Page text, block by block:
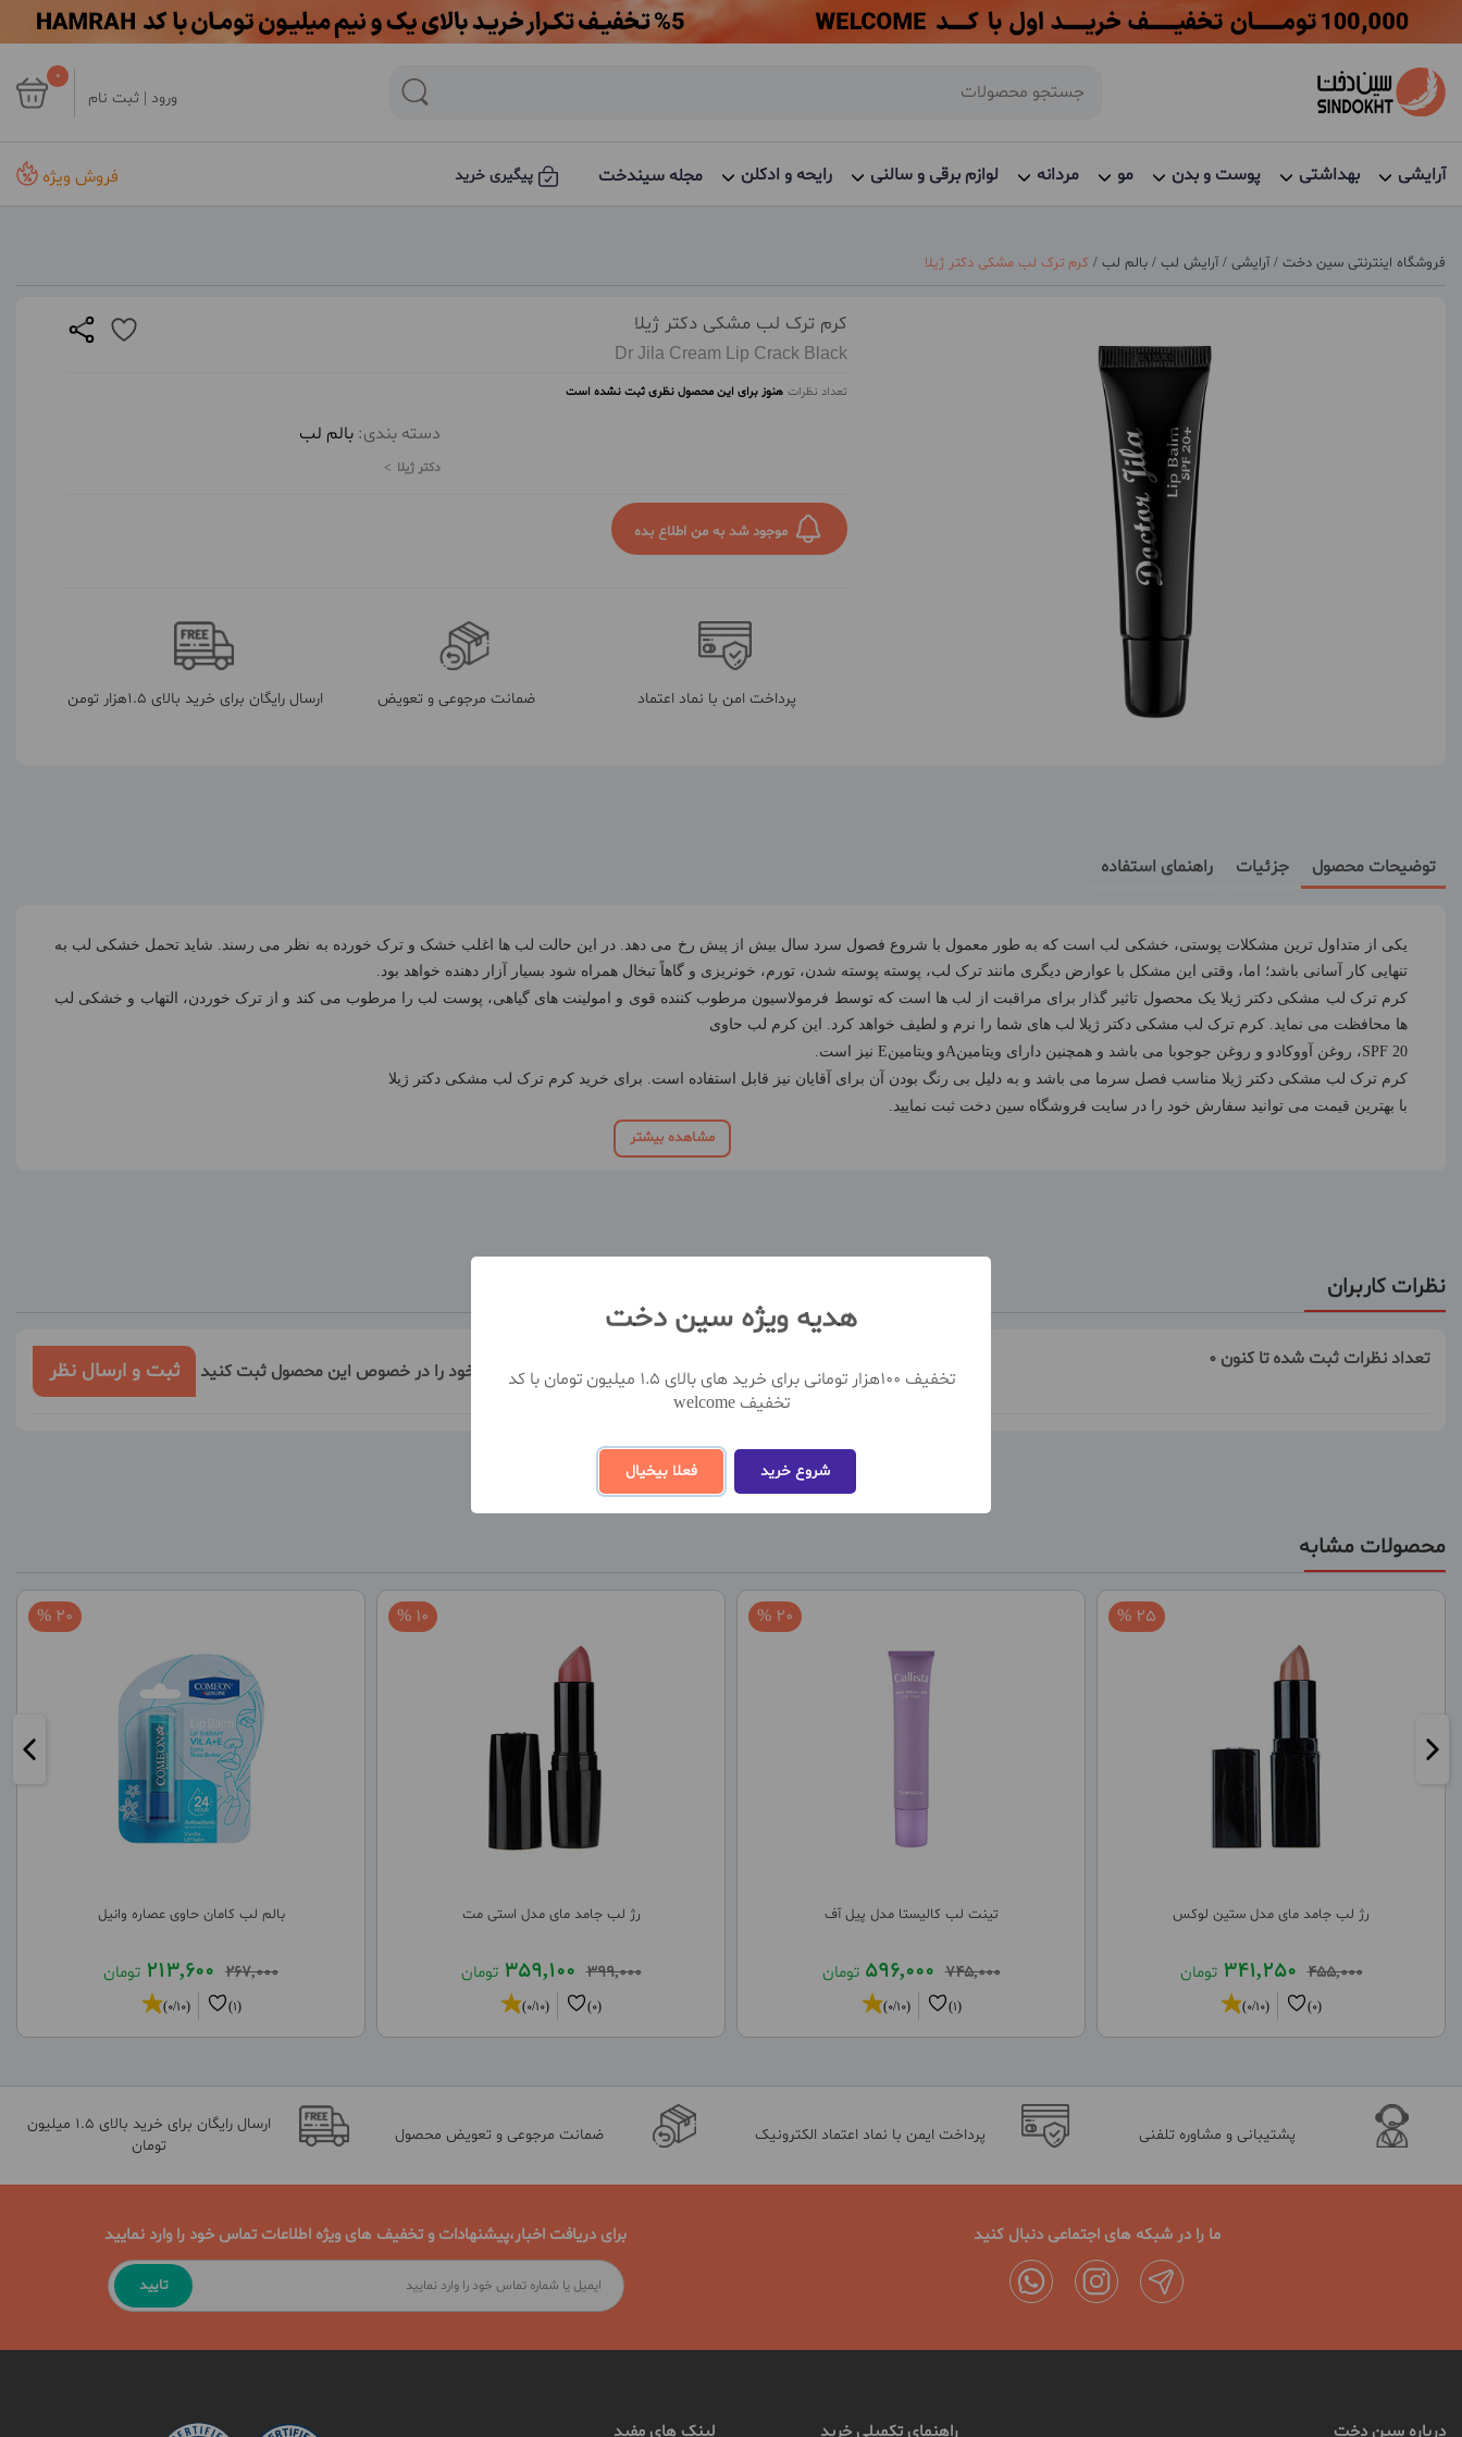
ورود | ثبت نام
0
آرایشی بهداشتی پوست و بدن مو مردانه لوازم برقی و سالنی رایحه و ادکلن مجله سیندخت پیگیری خرید فروش ویژه
فروشگاه اینترنتی سین دخت / آرایشی / آرایش لب / بالم لب / کرم ترک لب مشکی دکتر ژیلا
کرم ترک لب مشکی دکتر ژیلا
Dr Jila Cream Lip Crack Black
تعداد نظرات هنوز برای این محصول نظری ثبت نشده است
دسته بندی:بالم لب
دکتر ژیلا
موجود شد به من اطلاع بده
پرداخت امن با نماد اعتماد ضمانت مرجوعی و تعویض ارسال رایگان برای خرید بالای 1.5هزار تومن
توضیحات محصول جزئیات راهنمای استفاده
یکی از متداول ترین مشکلات پوستی، خشکی لب است که به طور معمول با شروع فصول سرد سال بیش از پیش رخ می دهد. در این حالت لب ها اغلب خشک و ترک خورده به نظر می ‌رسند. شاید تحمل خشکی لب به
تنهایی کار آسانی باشد؛ اما، وقتی این مشکل با عوارض دیگری مانند ترک لب، پوسته پوسته شدن، تورم، خونریزی و گاهاً تبخال همراه شود بسیار آزار دهنده خواهد بود.
کرم ترک لب مشکی دکتر ژیلا یک محصول تاثیر گذار برای مراقبت از لب ها است که توسط فرمولاسیون مرطوب کننده قوی و امولینت های گیاهی، پوست لب را مرطوب می کند و از ترک خوردن، التهاب و خشکی لب
ها محافظت می نماید. کرم ترک لب مشکی دکتر ژیلا لب های شما را نرم و لطیف خواهد کرد. این کرم لب حاوی
SPF 20، روغن آووکادو و روغن جوجوبا می باشد و همچنین دارای ویتامینAو ویتامینE نیز است.
کرم ترک لب مشکی دکتر ژیلا مناسب فصل سرما می باشد و به دلیل بی رنگ بودن آن برای آقایان نیز قابل استفاده است. برای خرید کرم ترک لب مشکی دکتر ژیلا
با بهترین قیمت می توانید سفارش خود را در سایت فروشگاه سین دخت ثبت نمایید.
مشاهده بیشتر
نظرات کاربران
تعداد نظرات ثبت شده تا کنون 0
نظر خود را در خصوص این محصول ثبت کنید ثبت و ارسال نظر
محصولات مشابه
بالم لب کامان حاوی عصاره وانیل
267,000
213,600 تومان
20 %
(1)
(0/10)
رژ لب جامد مای مدل استی مت
399,000
359,100 تومان
10 %
(0)
(0/10)
تینت لب کالیستا مدل پیل آف
745,000
596,000 تومان
20 %
(1)
(0/10)
رژ لب جامد مای مدل ستین لوکس
455,000
341,250 تومان
25 %
(0)
(0/10)
پشتیبانی و مشاوره تلفنی پرداخت ایمن با نماد اعتماد الکترونیک ضمانت مرجوعی و تعویض محصول
ارسال رایگان برای خرید بالای 1.5 میلیون
تومان
ما را در شبکه های اجتماعی دنبال کنید برای دریافت اخبار،پیشنهادات و تخفیف های ویژه اطلاعات تماس خود را وارد نمایید
تایید
هدیه ویژه سین دخت
تخفیف 100هزار تومانی برای خرید های بالای 1.5 میلیون تومان با کد
تخفیف welcome
شروع خرید فعلا بیخیال